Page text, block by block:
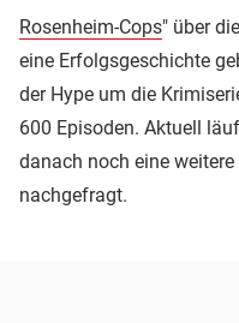
Rosenheim-Cops" über
eine Erfolgsgeschichte
der Hype um die
600 Episoden. Aktuell
danach noch eine
nachgefragt.